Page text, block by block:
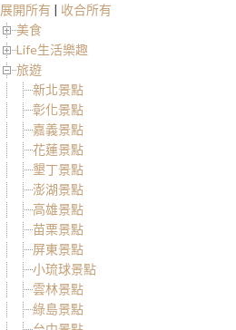
展開所有 | 收合所有
美食
Life生活樂趣
旅遊
新北景點
彰化景點
嘉義景點
花蓮景點
墾丁景點
澎湖景點
高雄景點
苗栗景點
屏東景點
小琉球景點
雲林景點
綠島景點